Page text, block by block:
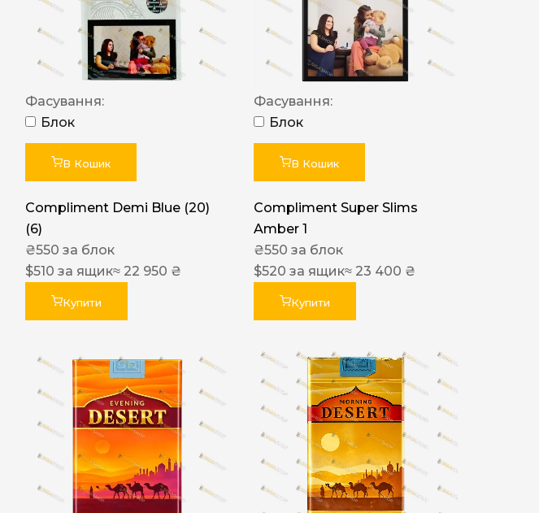
Фасування:
Блок
В Кошик
Compliment Demi Blue (20)
(6)
₴550 за блок
$510 за ящик≈ 22 950 ₴
Купити
Фасування:
Блок
В Кошик
Compliment Super Slims
Amber 1
₴550 за блок
$520 за ящик≈ 23 400 ₴
Купити